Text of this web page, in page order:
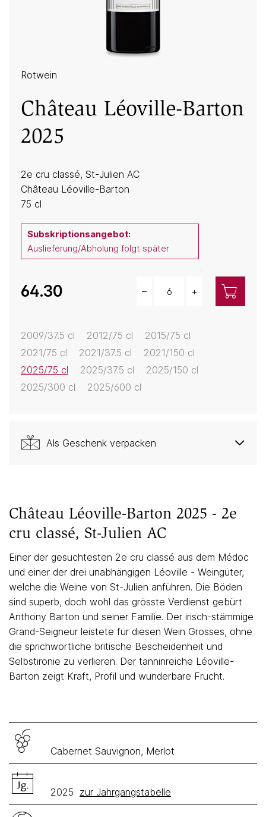
Rotwein
Château Léoville-Barton
2025
2e cru classé, St-Julien AC
Château Léoville-Barton
75 cl
Subskriptionsangebot:
Auslieferung/Abholung folgt später
64.30 – +
2009/37.5 cl 2012/75 cl
2015/75 cl
2021/75 cl
2021/37.5 cl
2021/150 cl
2025/75 cl
2025/37.5 cl
2025/150 cl
2025/300 cl
2025/600 cl
Als Geschenk verpacken
Château Léoville-Barton 2025 - 2e
cru classé, St-Julien AC
Einer der gesuchtesten 2e cru classé aus dem Médoc
und einer der drei unabhängigen Léoville - Weingüter,
welche die Weine von St-Julien anführen. Die Böden
sind superb, doch wohl das grösste Verdienst gebürt
Anthony Barton und seiner Familie. Der irisch-stämmige
Grand-Seigneur leistete für diesen Wein Grosses, ohne
die sprichwörtliche britische Bescheidenheit und
Selbstironie zu verlieren. Der tanninreiche Léoville-
Barton zeigt Kraft, Profil und wunderbare Frucht.
Cabernet Sauvignon, Merlot
2025 zur Jahrgangstabelle